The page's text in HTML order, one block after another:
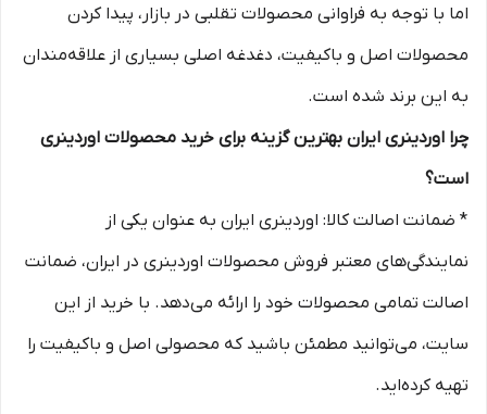
اما با توجه به فراوانی محصولات تقلبی در بازار، پیدا کردن
محصولات اصل و باکیفیت، دغدغه اصلی بسیاری از علاقه‌مندان
به این برند شده است.
چرا اوردینری ایران بهترین گزینه برای خرید محصولات اوردینری
است؟
* ضمانت اصالت کالا: اوردینری ایران به عنوان یکی از
نمایندگی‌های معتبر فروش محصولات اوردینری در ایران، ضمانت
اصالت تمامی محصولات خود را ارائه می‌دهد. با خرید از این
سایت، می‌توانید مطمئن باشید که محصولی اصل و باکیفیت را
تهیه کرده‌اید.